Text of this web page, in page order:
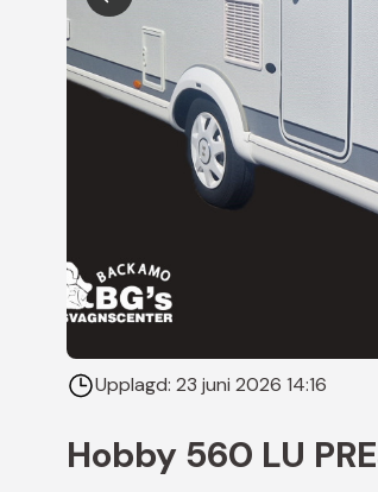
Upplagd: 23 juni 2026 14:16
Hobby 560 LU